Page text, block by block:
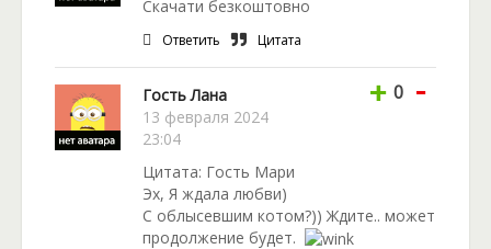
появился питомец. Говорят, коты приносят
счастье. Но за счастье приходится бороться! Тем
более, что кот – вовсе не обыкновенный питомец.
происходить грандиозные перемены. Об этом вы
узнаете подробнее в книге Александры Лисиной
«Ведьма, тень и чёрный кот».
Скачати безкоштовно
Ответить Цитата
Гость Лана
13 февраля 2024
23:04
+ 0 -
Цитата: Гость Мари
Эх, Я ждала любви)
С облысевшим котом?)) Ждите.. может
продолжение будет.